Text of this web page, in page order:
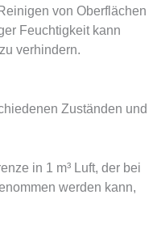
von Oberflächen
Feuchtigkeit kann
verhindern.
Zuständen und
in 1 m³ Luft, der bei
werden kann,